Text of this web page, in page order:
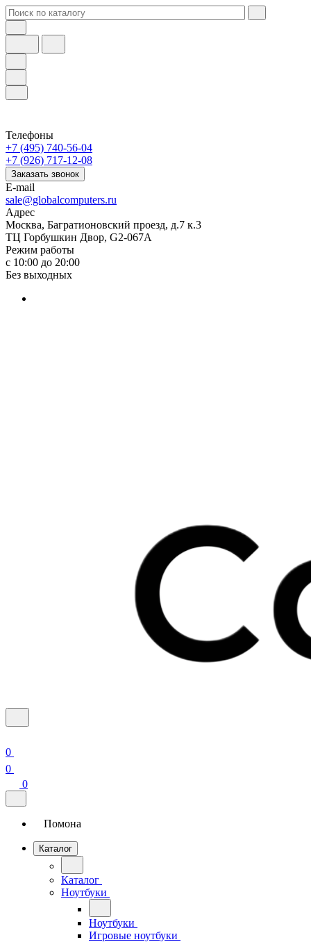
Телефоны
+7 (495) 740-56-04
+7 (926) 717-12-08
Заказать звонок
E-mail
sale@globalcomputers.ru
Адрес
Москва, Багратионовский проезд, д.7 к.3
ТЦ Горбушкин Двор, G2-067A
Режим работы
с 10:00 до 20:00
Без выходных
0
0
0
Помона
Каталог
Каталог
Ноутбуки
Ноутбуки
Игровые ноутбуки